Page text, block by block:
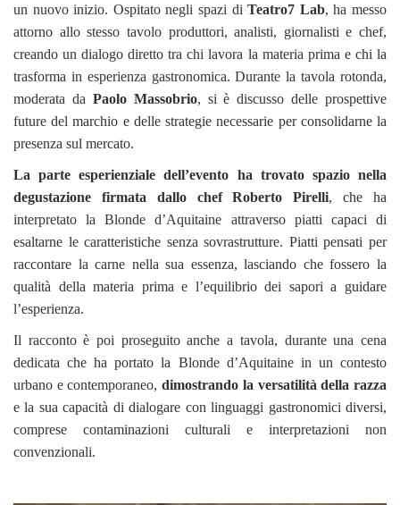
un nuovo inizio. Ospitato negli spazi diTeatro7 Lab, ha messo
attorno allo stesso tavolo produttori, analisti, giornalisti e chef,
creando un dialogo diretto tra chi lavora la materia prima e chi la
trasforma in esperienza gastronomica. Durante la tavola rotonda,
moderata da Paolo Massobrio, si è discusso delle prospettive
future del marchio e delle strategie necessarie per consolidarne la
presenza sul mercato.
La parte esperienziale dell’evento ha trovato spazio nella
degustazione firmata dallo chef Roberto Pirelli, che ha
interpretato la Blonde d’Aquitaine attraverso piatti capaci di
esaltarne le caratteristiche senza sovrastrutture. Piatti pensati per
raccontare la carne nella sua essenza, lasciando che fossero la
qualità della materia prima e l’equilibrio dei sapori a guidare
l’esperienza.
Il racconto è poi proseguito anche a tavola, durante una cena
dedicata che ha portato la Blonde d’Aquitaine in un contesto
urbano e contemporaneo,dimostrando la versatilità della razza
e la sua capacità di dialogare con linguaggi gastronomici diversi,
comprese contaminazioni culturali e interpretazioni non
convenzionali.